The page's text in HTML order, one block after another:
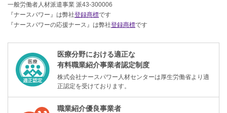
一般労働者人材派遣事業 派43-300006
『ナースパワー』は弊社登録商標です
『ナースパワーの応援ナース』は弊社登録商標です
医療分野における適正な
有料職業紹介事業者認定制度
株式会社ナースパワー人材センターは厚生労働省より適
正認定を受けております。
職業紹介優良事業者